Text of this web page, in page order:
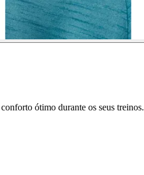
ótimo durante os seus treinos.